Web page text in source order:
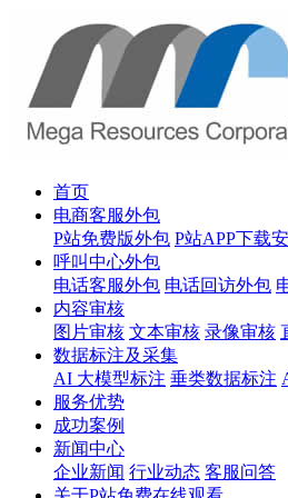
首页
电商客服外包
P站免费版外包 P站APP下载
呼叫中心外包
电话客服外包 电话回访外包
内容审核
图片审核 文本审核 录像审核
数据标注及采集
AI 大模型标注 垂类数据标注
服务优势
成功案例
新闻中心
企业新闻 行业动态 客服问答